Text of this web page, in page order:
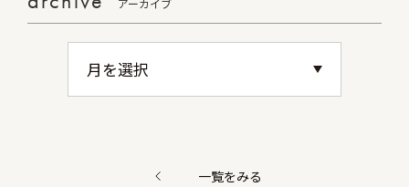
アーカイブ
一覧をみる